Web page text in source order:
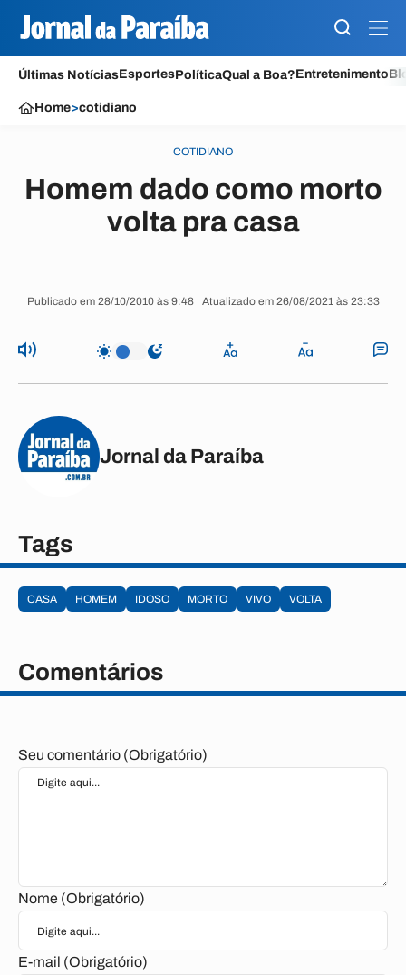
Últimas NotíciasEsportesPolíticaQual a Boa?Entretenimento
Home>cotidiano
COTIDIANO
Homem dado como morto
volta pra casa
Publicado em 28/10/2010 às 9:48 | Atualizado em 26/08/2021 às 23:33
Jornal da Paraíba
Tags
CASA HOMEM IDOSO MORTO VIVO VOLTA
Comentários
Seu comentário (Obrigatório)
Nome (Obrigatório)
E-mail (Obrigatório)